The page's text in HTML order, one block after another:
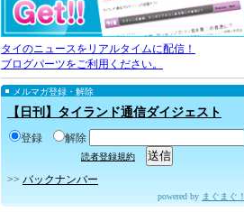
タイのニュースをリアルタイムに配信！
ブログパーツをご利用ください。
メルマガ登録・解除
【日刊】タイランド通信ダイジェスト
登録 解除
読者登録規約
>> バックナンバー
powered by まぐまぐ！